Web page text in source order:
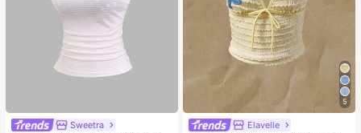
Sweetra
5
Elavelle